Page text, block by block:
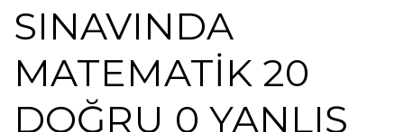
SINAVINDA
MATEMATİK 20
DOĞRU 0 YANLIŞ